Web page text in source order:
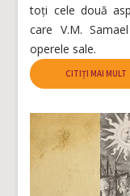
toți cele două
care V.M.
operele sale.
CITIȚI MAI MULT